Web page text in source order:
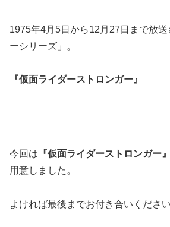
1975年4月5日から12月27日まで放
ーシリーズ」。
『仮面ライダーストロンガー』
今回は 『仮面ライダーストロンガー』
用意しました。
よければ最後までお付き合いください